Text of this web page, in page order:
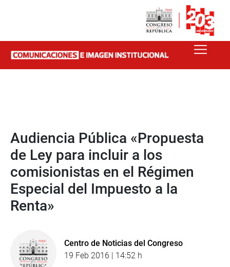
Audiencia Pública «Propuesta
de Ley para incluir a los
comisionistas en el Régimen
Especial del Impuesto a la
Renta»
Centro de Noticias del Congreso
19 Feb 2016 | 14:52 h